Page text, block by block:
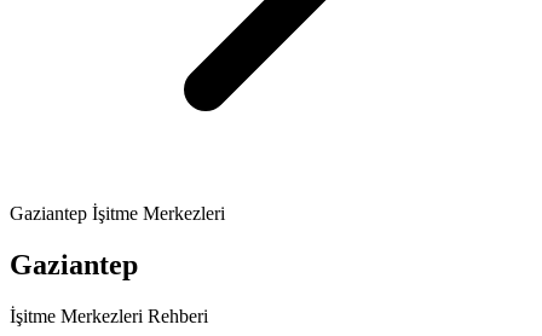
Gaziantep İşitme Merkezleri
Gaziantep
İşitme Merkezleri Rehberi